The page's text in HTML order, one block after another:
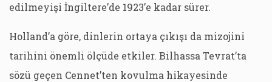
edilmeyişi İngiltere’de 1923’e kadar sürer.
Holland’a göre, dinlerin ortaya çıkışı da mizojini
tarihini önemli ölçüde etkiler. Bilhassa Tevrat’ta
sözü geçen Cennet’ten kovulma hikayesinde